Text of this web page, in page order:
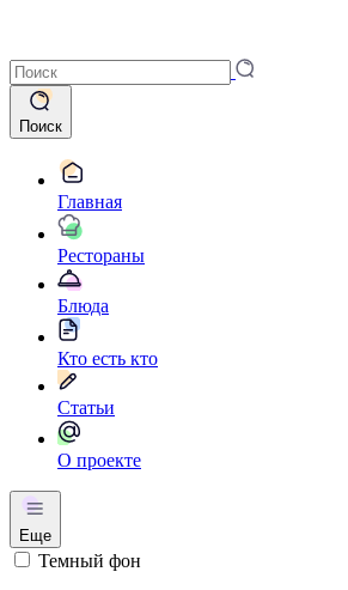
Поиск
Главная
Рестораны
Блюда
Кто есть кто
Статьи
О проекте
Еще
Темный фон